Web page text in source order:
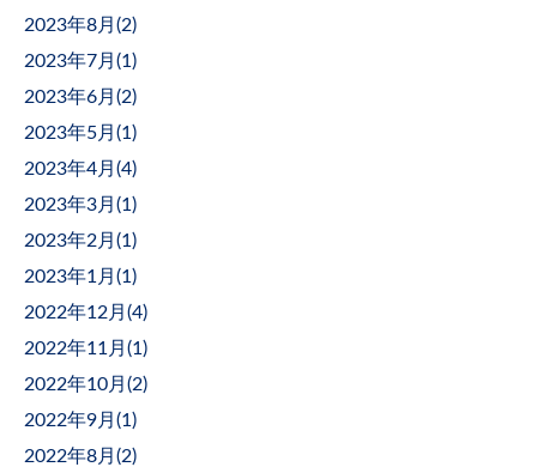
2023年8月(2)
2023年7月(1 )
2023年6月(2)
2023年5月(1 )
2023年4月(4)
2023年3月(1 )
2023年2月(1 )
2023年1月(1 )
2022年12月(4)
2022年11月(1 )
2022年10月(2)
2022年9月(1 )
2022年8月(2)